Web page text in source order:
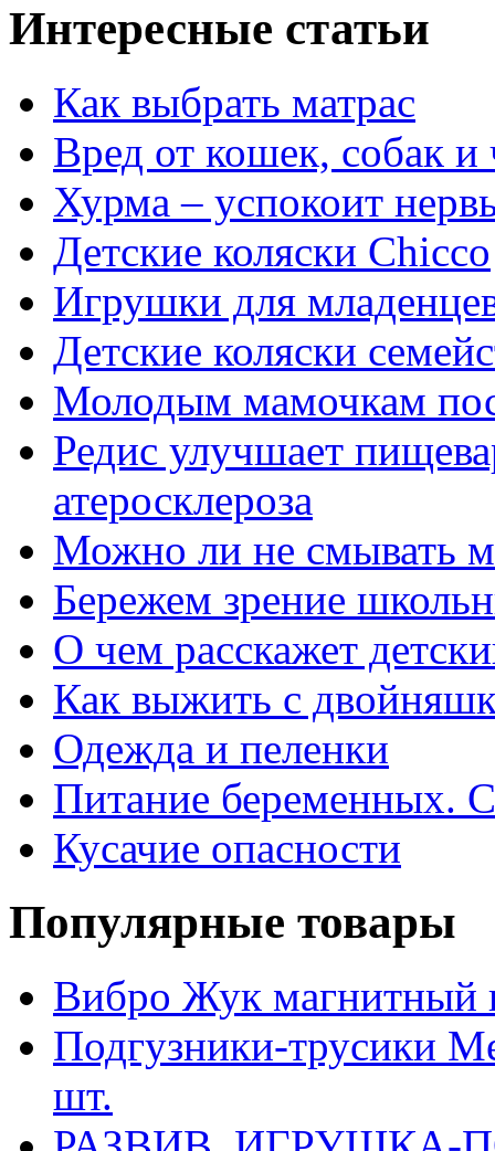
Интересные статьи
Как выбрать матрас
Вред от кошек, собак и
Хурма – успокоит
Детские коляски Chicco
Игрушки для
Детские коляски
Молодым мамочкам
Редис улучшает
атеросклероза
Можно ли не смывать
Бережем зрение
О чем расскажет
Как выжить с
Одежда и пеленки
Питание беременных.
Кусачие опасности
Популярные товары
Вибро Жук магнитный
Подгузники-трусики
шт.